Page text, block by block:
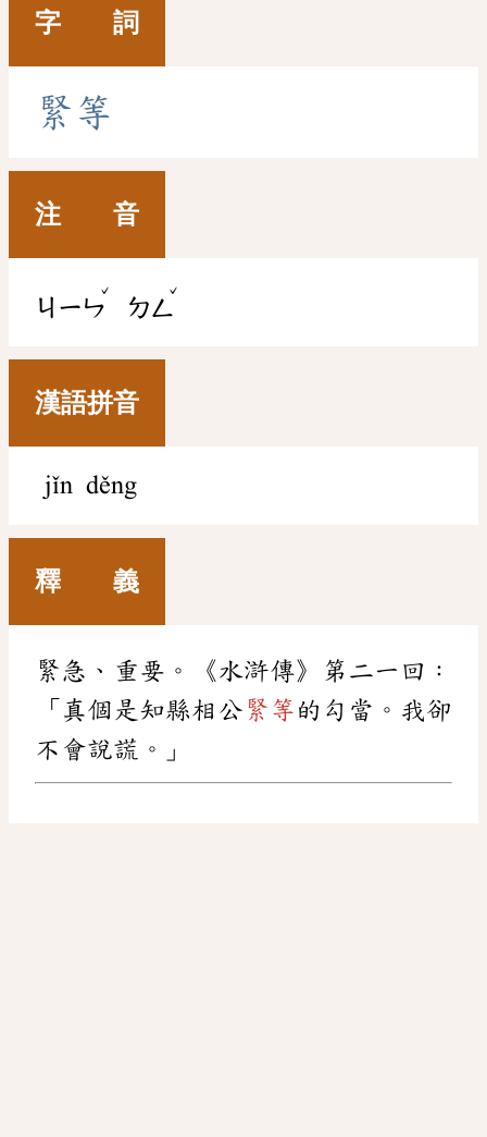
字 詞
緊 等
注 音
ㄐㄧㄣ
ˇ
ㄉㄥ
ˇ
漢語拼音
jǐn děng
釋 義
緊急、重要。《水滸傳》第二一回：
「真個是知縣相公 緊等 的勾當。我卻
不會說謊。」